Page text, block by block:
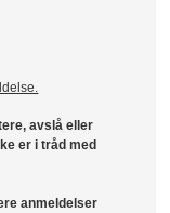
avslå eller
er i tråd med
anmeldelser